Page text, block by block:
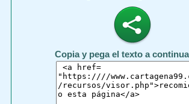
Copia y pega el texto a